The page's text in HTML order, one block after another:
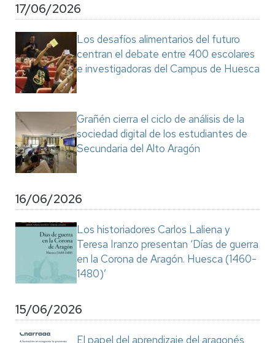
17/06/2026
Los desafíos alimentarios del futuro
centran el debate entre 400 escolares
e investigadoras del Campus de Huesca
Grañén cierra el ciclo de análisis de la
sociedad digital de los estudiantes de
Secundaria del Alto Aragón
16/06/2026
Los historiadores Carlos Laliena y
Teresa Iranzo presentan ‘Días de guerra
en la Corona de Aragón. Huesca (1460-
1480)’
15/06/2026
El papel del aprendizaje del aragonés